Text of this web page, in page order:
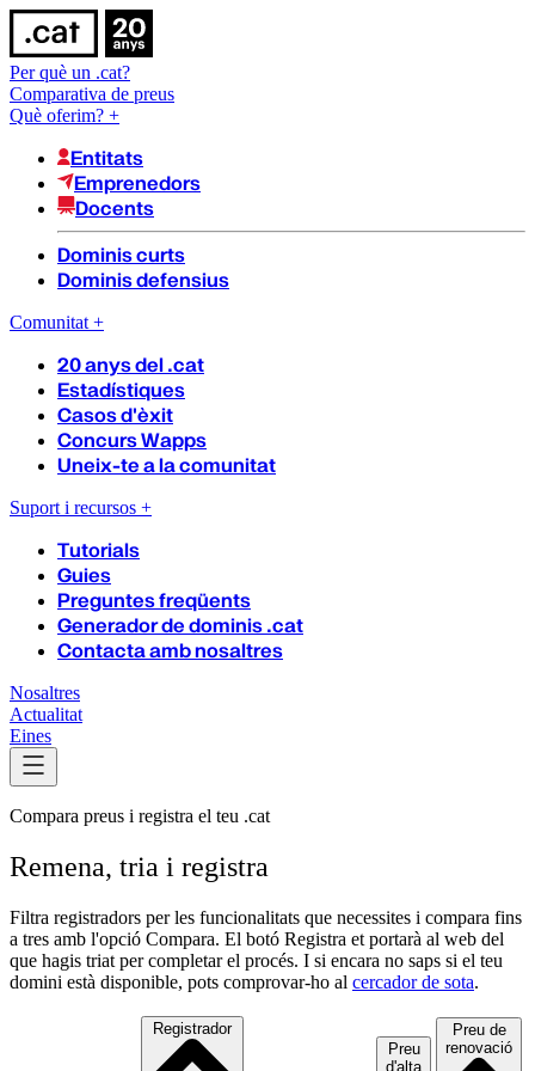
Per què un .cat?
Comparativa de preus
Què oferim? +
Entitats
Emprenedors
Docents
Dominis curts
Dominis defensius
Comunitat +
20 anys del .cat
Estadístiques
Casos d'èxit
Concurs Wapps
Uneix-te a la comunitat
Suport i recursos +
Tutorials
Guies
Preguntes freqüents
Generador de dominis .cat
Contacta amb nosaltres
Nosaltres
Actualitat
Eines
Compara preus i registra el teu .cat
Remena, tria i registra
Filtra registradors per les funcionalitats que necessites i compara fins
a tres amb l'opció Compara. El botó Registra et portarà al web del
que hagis triat per completar el procés. I si encara no saps si el teu
domini està disponible, pots comprovar-ho al cercador de sota.
Registrador
Preu
d'alta
Preu de
renovació